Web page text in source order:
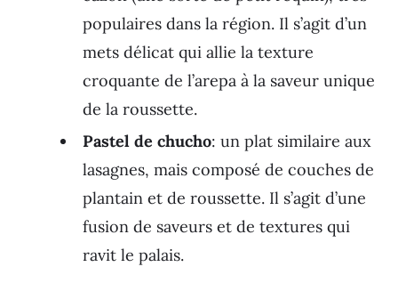
populaires dans la région. Il s’agit d’un
mets délicat qui allie la texture
croquante de l’arepa à la saveur unique
de la roussette.
Pastel de chucho: un plat similaire aux
lasagnes, mais composé de couches de
plantain et de roussette. Il s’agit d’une
fusion de saveurs et de textures qui
ravit le palais.